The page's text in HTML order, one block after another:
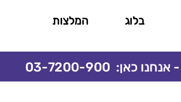
בלוג המלצות
כאן: 03-7200-900